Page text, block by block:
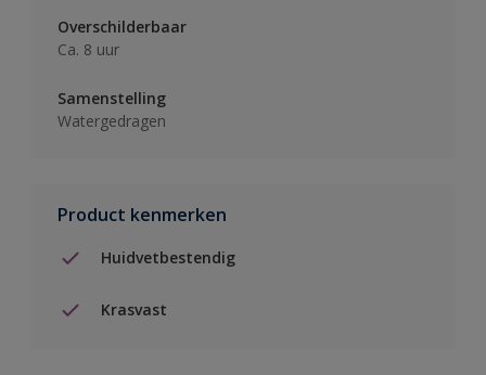
Overschilderbaar
Ca. 8 uur
Samenstelling
Watergedragen
Product kenmerken
Huidvetbestendig
Krasvast